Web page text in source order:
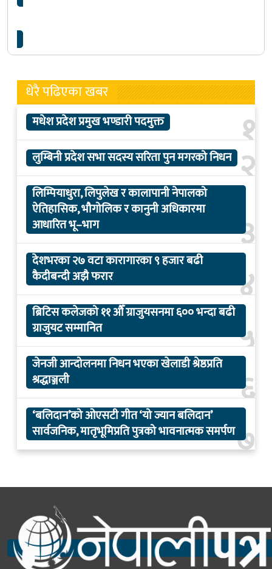
५६ करोड ऋण तिर्न नसकेपछि सनी देओलको सम्पत्ति
लिलामी गरिँदै
धेरै पढिएका खबर
१
मधेश प्रदेश प्रमुख भण्डारी पदमुक्त
२
लुम्बिनी प्रदेश सभा सदस्य सरिता पुन मगरको निधन
३
लिम्पियाधुरा, लिपुलेख र कालापानी नेपालको
ऐतिहासिक, भौगोलिक र कानुनी अधिकारमा
आधारित भू–भाग
४
देशभरका २७ वटा कारागारका ९ हजार बढी
कैदीबन्दी अझै फरार
५
ब्रिटिस कलेजको ११ औँ ग्राजुयसनमा ६०० भन्दा बढी
ग्राजुयट सम्मानित
६
जेनजी आन्दोलनमा निधन भएका खेलाडी श्रेष्ठप्रति
श्रद्धाञ्जली
७
‘बलिदान’को ओएसटी गीत ‘यो ज्यान बलिदान’
सार्वजनिक, मातृभूमिप्रति पुत्रको भावनात्मक समर्पण